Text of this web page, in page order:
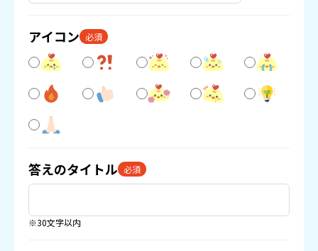
アイコン 必須
答えのタイトル 必須
※30文字以内